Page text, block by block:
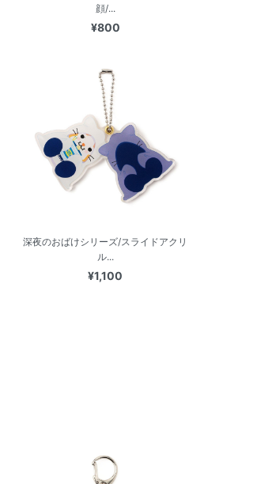
顔/...
¥800
深夜のおばけシリーズ/スライドアクリ
ル...
¥1,100